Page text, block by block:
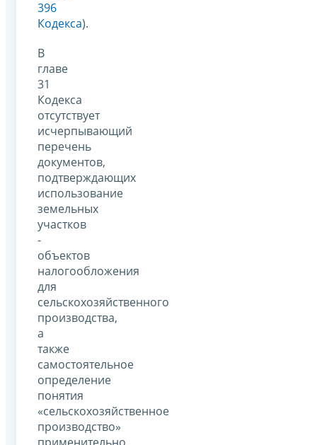
396
Кодекса).
В
главе
31
Кодекса
отсутствует
исчерпывающий
перечень
документов,
подтверждающих
использование
земельных
участков
-
объектов
налогообложения
для
сельскохозяйственного
производства,
а
также
самостоятельное
определение
понятия
«сельскохозяйственное
производство»
применительно